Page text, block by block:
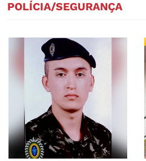
POLÍCIA/SEGURANÇA